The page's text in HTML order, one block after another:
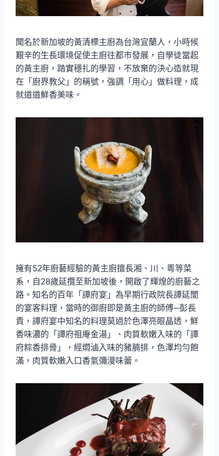
聞名於新加坡的黃清標主廚為台灣宜蘭人，小時候
艱辛的生長環境促使主廚往都市發展，自學徒當起
的黃主廚，踏實穩扎的學習，不放棄的決心造就現
在「廚界教父」的稱號，強調「用心」做料理，成
就道道鮮香美味。
擁有52年廚藝經驗的黃主廚擅長湘、川、粵等菜
系，自28歲延攬至新加坡後，開啟了輝煌的廚藝之
路。知名的百年「譚府宴」為早期行政院長譚延闓
的宴客料理，當時的御廚即是黃主廚的師傅─彭長
貴，譚府宴中知名的料理莫過於色澤亮眼晶透，鮮
香味濃的「譚府祖庵金湯」、肉質軟嫩入味的「譚
府粽香排骨」，經燜滷入味的豬腩排，色澤均勻飽
滿，肉質軟嫩入口香氣彌漫味蕾。